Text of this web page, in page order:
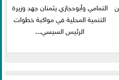
التمامي وأبوحجازي يثمنان جهد وزيرة
التنمية المحلية في مواكبة خطوات
الرئيس السيسي...